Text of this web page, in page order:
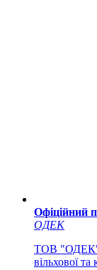
Офіційний
ОДЕК
ТОВ "ОДЕК"
вільхової